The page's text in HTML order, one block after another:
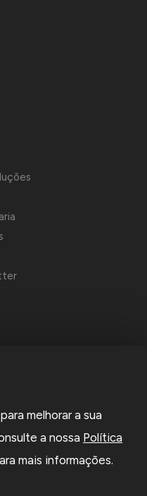
e os Termos e Condições
melhorar a sua
a nossa Política
mais informações.